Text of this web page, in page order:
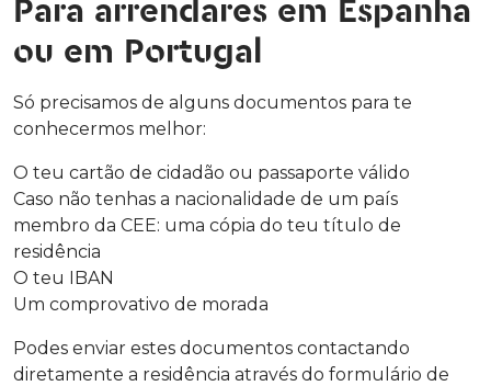
Para arrendares em Espanha
ou em Portugal
Só precisamos de alguns documentos para te
conhecermos melhor:
O teu cartão de cidadão ou passaporte válido
Caso não tenhas a nacionalidade de um país
membro da CEE: uma cópia do teu título de
residência
O teu IBAN
Um comprovativo de morada
Podes enviar estes documentos contactando
diretamente a residência através do formulário de